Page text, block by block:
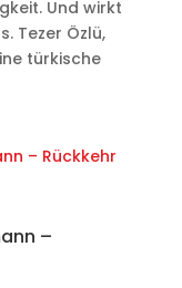
Und wirkt
Tezer Özlü,
türkische
–